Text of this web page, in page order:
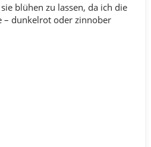
überlege, ob Ich die
blühen zu lassen, da ich die
– dunkelrot oder zinnober